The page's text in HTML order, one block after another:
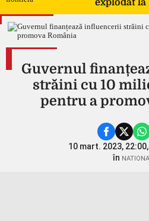
explodat la
frontieră
Guvernul
străini cu 10
pentru a
10 mart. 2023, 22:00,
în